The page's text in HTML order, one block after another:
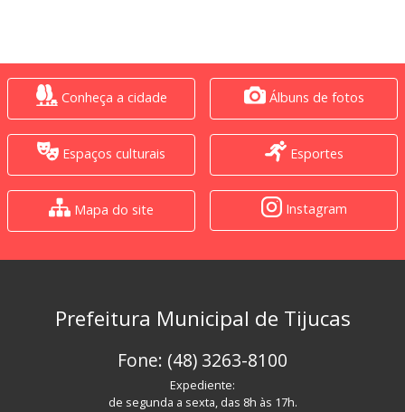
Conheça a cidade Álbuns de fotos
Espaços culturais Esportes
Mapa do site Instagram
Prefeitura Municipal de Tijucas
Fone: (48) 3263-8100
Expediente:
de segunda a sexta, das 8h às 17h.